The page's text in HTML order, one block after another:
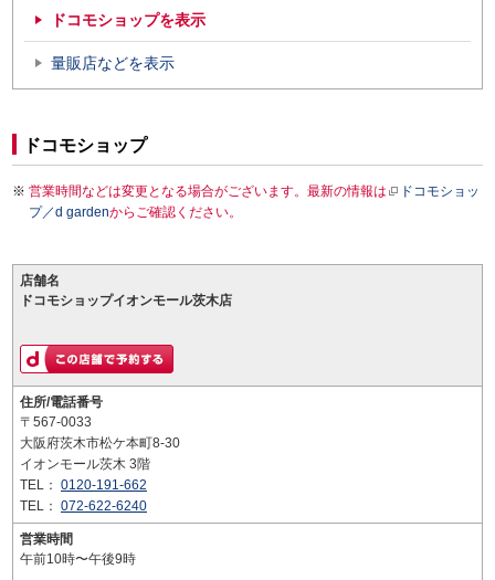
ドコモショップを表示
量販店などを表示
ドコモショップ
営業時間などは変更となる場合がございます。最新の情報は
ドコモショッ
プ／d gardenからご確認ください。
店舗名
ドコモショップイオンモール茨木店
住所/電話番号
〒567-0033
大阪府茨木市松ケ本町8-30
イオンモール茨木 3階
TEL： 0120-191-662
TEL： 072-622-6240
営業時間
午前10時〜午後9時